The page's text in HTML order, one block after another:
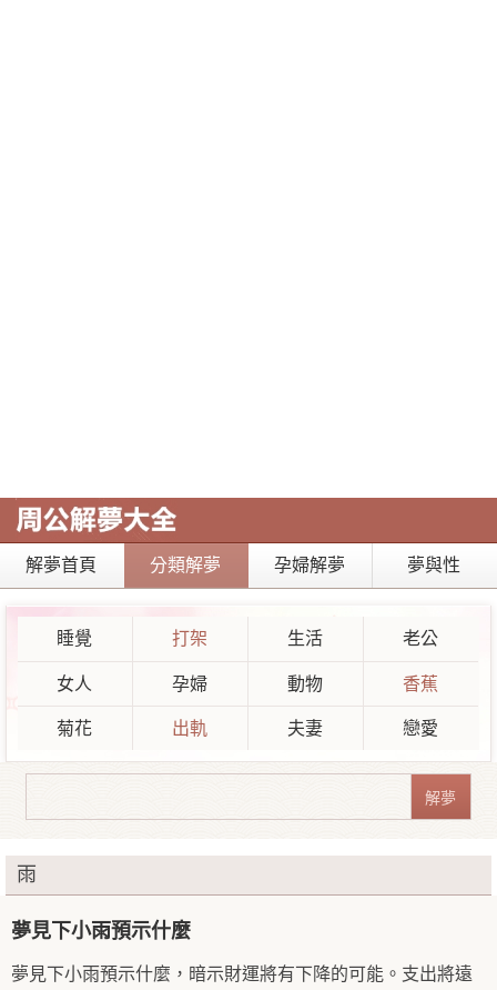
解夢首頁 分類解夢 孕婦解夢 夢與性
睡覺 打架 生活 老公
女人 孕婦 動物 香蕉
菊花 出軌 夫妻 戀愛
雨
夢見下小雨預示什麼
夢見下小雨預示什麼，暗示財運將有下降的可能。支出將遠